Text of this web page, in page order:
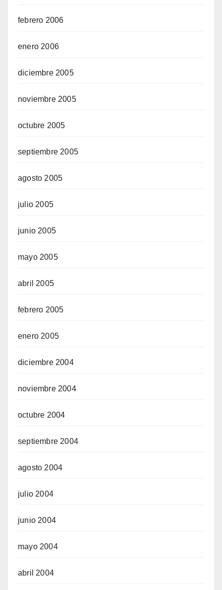
febrero 2006
enero 2006
diciembre 2005
noviembre 2005
octubre 2005
septiembre 2005
agosto 2005
julio 2005
junio 2005
mayo 2005
abril 2005
febrero 2005
enero 2005
diciembre 2004
noviembre 2004
octubre 2004
septiembre 2004
agosto 2004
julio 2004
junio 2004
mayo 2004
abril 2004